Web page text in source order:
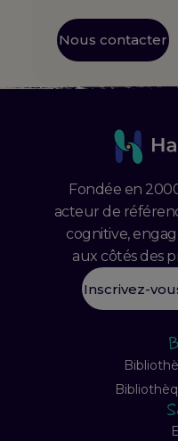
Nous contacter
Fondée en
acteur de
cognitive,
aux côtés des
Inscrivez-